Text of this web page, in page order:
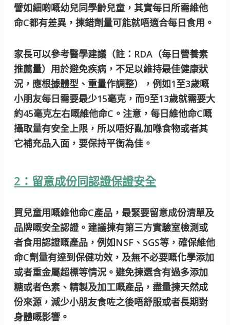
譬如細啲嘅幼兒同學齡兒童，其實每日所需維他
命C都有差異，揀錯劑量可能就唔適合每日食用。
家長可以參考醫學建議 （註：RDA（每日營養素
推薦量） 用於避免疾病，不足以維持最佳健康狀
況，應根據體型、重量作調整），例如1至3歲嘅
小朋友每日需要最少15毫克，而9至13歲就需要大
約45毫克左右嘅維他命C。注意，每日維他命C嘅
攝取量有安全上限，所以唔好亂加喺食物或者其
它補充品入面，要保持平衡為佳。
2：留意成份同認證保證安全
買兒童用嘅維他命C產品，最緊要留意成份清單及
品牌嘅安全認證。建議揀有第三方實驗室檢測或
者食用認證嘅產品，例如NSF、SGS等，確保維他
命C劑量有達到保健功效，及無不必要嘅化學添加
或者重金屬超標等情況。避免揀選含有過多添加
糖或者色素 、精製及加工嘅產品，盡量揀天然成
份來源，減少小朋友食咗之後唔舒服或者長期對
身體嘅影響。